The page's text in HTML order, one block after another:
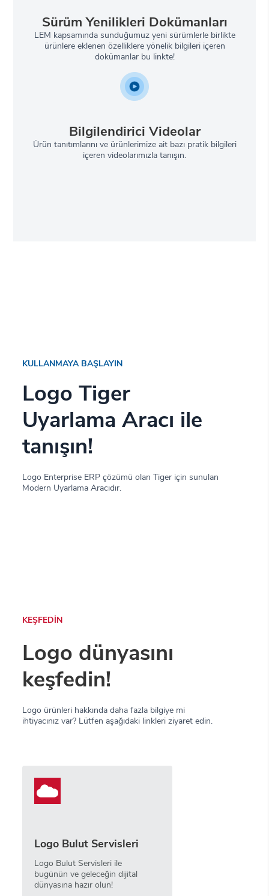
Sürüm Yenilikleri Dokümanları
LEM kapsamında sunduğumuz yeni sürümlerle birlikte
ürünlere eklenen özelliklere yönelik bilgileri içeren
dokümanlar bu linkte!
Bilgilendirici Videolar
Ürün tanıtımlarını ve ürünlerimize ait bazı pratik bilgileri
içeren videolarımızla tanışın.
KULLANMAYA BAŞLAYIN
Logo Tiger
Uyarlama Aracı ile
tanışın!
Logo Enterprise ERP çözümü olan Tiger için sunulan
Modern Uyarlama Aracıdır.
KEŞFEDİN
Logo dünyasını
keşfedin!
Logo ürünleri hakkında daha fazla bilgiye mi
ihtiyacınız var? Lütfen aşağıdaki linkleri ziyaret edin.
Logo Bulut Servisleri
Logo Bulut Servisleri ile
bugünün ve geleceğin dijital
dünyasına hazır olun!